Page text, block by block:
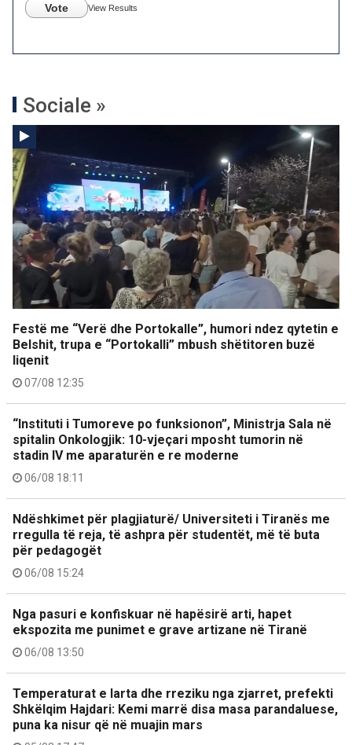
Vote View Results
Sociale »
Festë me “Verë dhe Portokalle”, humori ndez qytetin e
Belshit, trupa e “Portokalli” mbush shëtitoren buzë
liqenit
07/08 12:35
“Instituti i Tumoreve po funksionon”, Ministrja Sala në
spitalin Onkologjik: 10-vjeçari mposht tumorin në
stadin IV me aparaturën e re moderne
06/08 18:11
Ndëshkimet për plagjiaturë/ Universiteti i Tiranës me
rregulla të reja, të ashpra për studentët, më të buta
për pedagogët
06/08 15:24
Nga pasuri e konfiskuar në hapësirë arti, hapet
ekspozita me punimet e grave artizane në Tiranë
06/08 13:50
Temperaturat e larta dhe rreziku nga zjarret, prefekti
Shkëlqim Hajdari: Kemi marrë disa masa parandaluese,
puna ka nisur që në muajin mars